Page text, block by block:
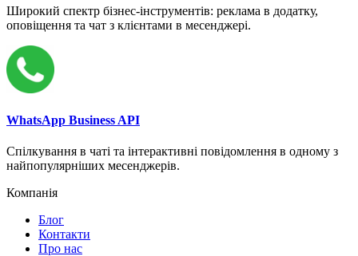
Широкий спектр бізнес-інструментів: реклама в додатку,
оповіщення та чат з клієнтами в месенджері.
WhatsApp Business API
Спілкування в чаті та інтерактивні повідомлення в одному з
найпопулярніших месенджерів.
Компанія
Блог
Контакти
Про нас